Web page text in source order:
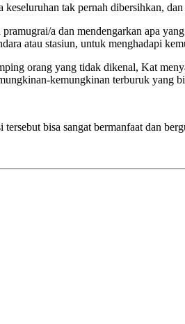
tak pernah dibersihkan,
a dan mendengarkan apa
atau stasiun, untuk menghadapi
orang yang tidak dikenal, Kat
kemungkinan terburuk yang
bisa sangat bermanfaat dan